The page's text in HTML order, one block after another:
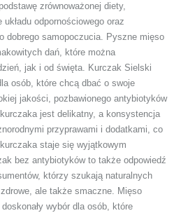
zrównoważonej diety,
odpornościowego oraz
dobrego samopoczucia. Pyszne mięso
dań, które można
jak i od święta. Kurczak Sielski
osób, które chcą dbać o swoje
jakości, pozbawionego antybiotyków
jest delikatny, a konsystencja
przyprawami i dodatkami, co
staje się wyjątkowym
bez antybiotyków to także odpowiedź
którzy szukają naturalnych
ale także smaczne. Mięso
wybór dla osób, które